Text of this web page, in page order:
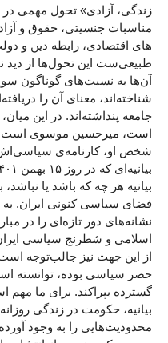
زندگی، آزادی» تحول مهمی
مناسبات جنسیتی، حقوق و
های اقتصادی، رابطه دین و
طبیعی‌ست این تحول‌ها از دید
آن‌ها به نسبت‌های گوناگون
شناخته‌اند، معنای آن را
جامعه پنداشته‌اند. در این
است، میرحسین موسوی است.
شخص او، کارنامه‌ی
بیانیه هر چه که باشد یا
فضای سیاسی کنونی ایران. به
نشانه‌های دور تازه‌ای را در
اسلامی و شطرنج سیاسی
از این جهت نیز جالب‌توجه
حصر سیاسی بوده، توانسته
گسترده بپراکند. برای ما مهم
بیانیه، حکومت در زندگی
محدودیت‌هایی را به وجود